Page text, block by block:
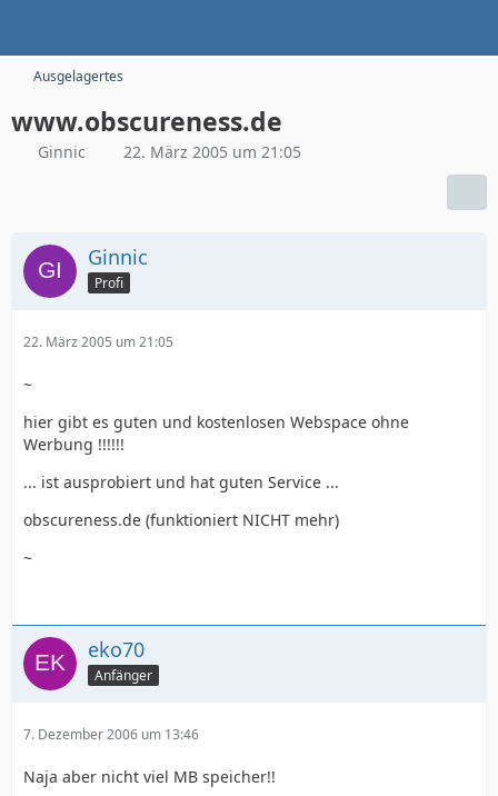
Ausgelagertes
www.obscureness.de
Ginnic 22. März 2005 um 21:05
Ginnic
Profi
22. März 2005 um 21:05
~
hier gibt es guten und kostenlosen Webspace ohne
Werbung !!!!!!
... ist ausprobiert und hat guten Service ...
obscureness.de (funktioniert NICHT mehr)
~
eko70
Anfänger
7. Dezember 2006 um 13:46
Naja aber nicht viel MB speicher!!